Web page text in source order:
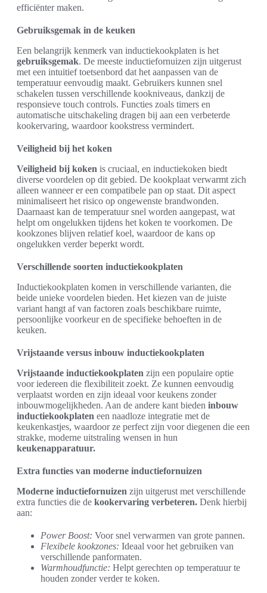
efficiënter maken.
Gebruiksgemak in de keuken
Een belangrijk kenmerk van inductiekookplaten is het
gebruiksgemak. De meeste inductiefornuizen zijn uitgerust
met een intuitief toetsenbord dat het aanpassen van de
temperatuur eenvoudig maakt. Gebruikers kunnen snel
schakelen tussen verschillende kookniveaus, dankzij de
responsieve touch controls. Functies zoals timers en
automatische uitschakeling dragen bij aan een verbeterde
kookervaring, waardoor kookstress vermindert.
Veiligheid bij het koken
Veiligheid bij koken is cruciaal, en inductiekoken biedt
diverse voordelen op dit gebied. De kookplaat verwarmt zich
alleen wanneer er een compatibele pan op staat. Dit aspect
minimaliseert het risico op ongewenste brandwonden.
Daarnaast kan de temperatuur snel worden aangepast, wat
helpt om ongelukken tijdens het koken te voorkomen. De
kookzones blijven relatief koel, waardoor de kans op
ongelukken verder beperkt wordt.
Verschillende soorten inductiekookplaten
Inductiekookplaten komen in verschillende varianten, die
beide unieke voordelen bieden. Het kiezen van de juiste
variant hangt af van factoren zoals beschikbare ruimte,
persoonlijke voorkeur en de specifieke behoeften in de
keuken.
Vrijstaande versus inbouw inductiekookplaten
Vrijstaande inductiekookplaten zijn een populaire optie
voor iedereen die flexibiliteit zoekt. Ze kunnen eenvoudig
verplaatst worden en zijn ideaal voor keukens zonder
inbouwmogelijkheden. Aan de andere kant bieden inbouw
inductiekookplaten een naadloze integratie met de
keukenkastjes, waardoor ze perfect zijn voor diegenen die een
strakke, moderne uitstraling wensen in hun
keukenapparatuur.
Extra functies van moderne inductiefornuizen
Moderne inductiefornuizen zijn uitgerust met verschillende
extra functies die de kookervaring verbeteren. Denk hierbij
aan:
Power Boost: Voor snel verwarmen van grote pannen.
Flexibele kookzones: Ideaal voor het gebruiken van
verschillende panformaten.
Warmhoudfunctie: Helpt gerechten op temperatuur te
houden zonder verder te koken.